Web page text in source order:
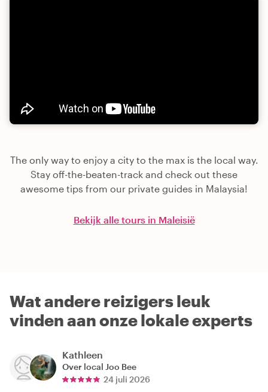
The only way to enjoy a city to the max is the local way.
Stay off-the-beaten-track and check out these
awesome tips from our private guides in Malaysia!
Bekijk alle tours in Maleisië
Wat andere reizigers leuk
vinden aan onze lokale experts
Kathleen
Over local Joo Bee
24 juli 2026